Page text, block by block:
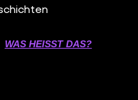
WAS HEISST DAS?